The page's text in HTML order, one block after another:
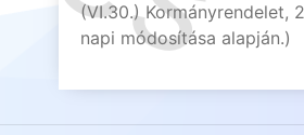
(VI.30.) Kormányrendelet,
napi módosítása alapján.)